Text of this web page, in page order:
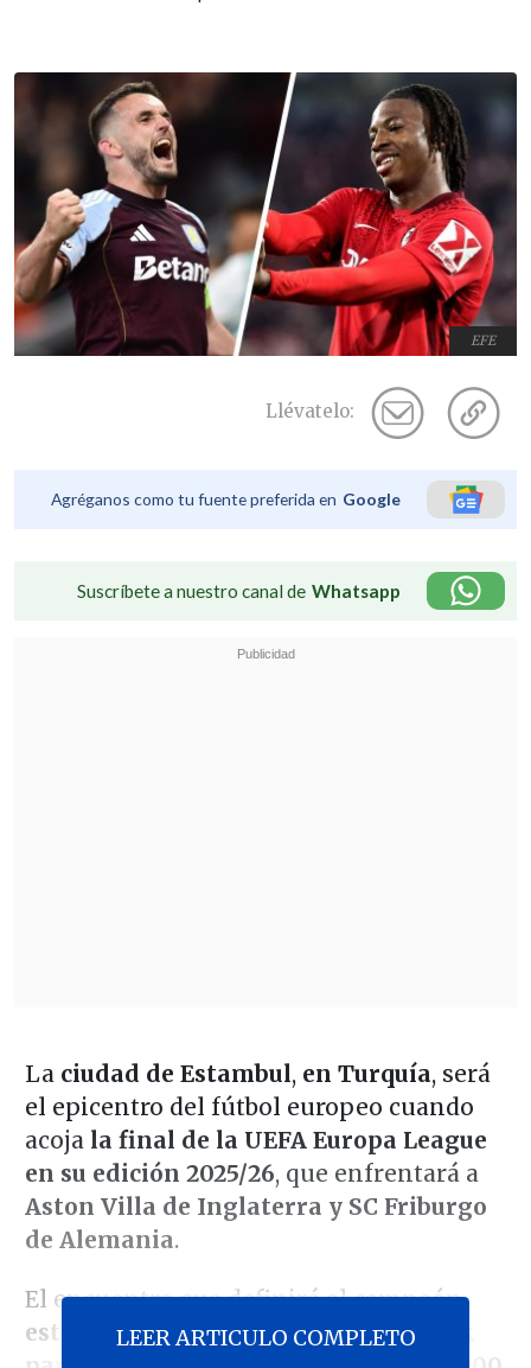
EFE
Llévatelo:
Agréganos como tu fuente preferida en Google
Suscríbete a nuestro canal de Whatsapp
La ciudad de Estambul, en Turquía, será
el epicentro del fútbol europeo cuando
acoja la final de la UEFA Europa League
en su edición 2025/26, que enfrentará a
Aston Villa de Inglaterra y SC Friburgo
de Alemania.
El encuentro que definirá al campeón
está programado en el Vodafone Park
LEER ARTICULO COMPLETO